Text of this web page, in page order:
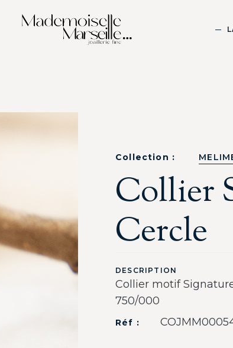
Collection :
Collier
Cercle
DESCRIPTION
Collier motif
750/000
Réf :